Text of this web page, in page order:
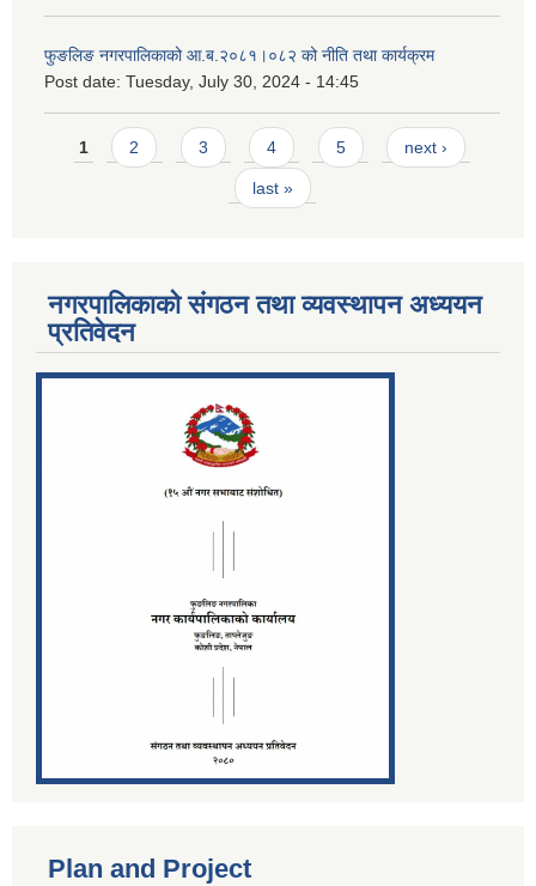
फुङलिङ नगरपालिकाको आ.ब.२०८१।०८२ को नीति तथा कार्यक्रम
Post date: Tuesday, July 30, 2024 - 14:45
Pages
1 2 3 4 5 next ›
last »
नगरपालिकाको संगठन तथा व्यवस्थापन अध्ययन
प्रतिवेदन
Plan and Project